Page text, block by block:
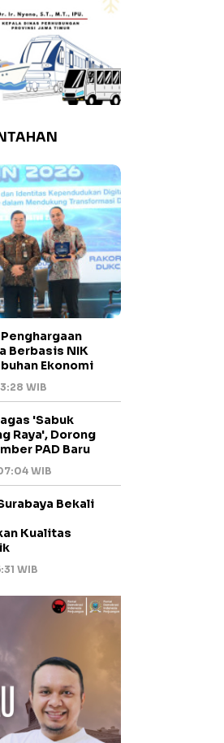
Berbasis NIK
Ekonomi
WIB
'Sabuk
Raya', Dorong
PAD Baru
WIB
Bekali
Kualitas
WIB